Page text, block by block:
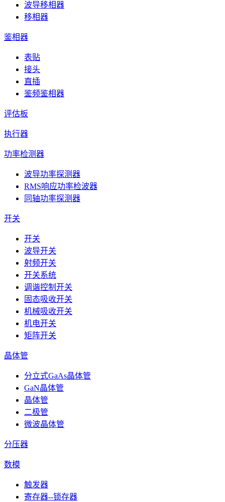
波导移相器
移相器
鉴相器
表贴
接头
直插
鉴频鉴相器
评估板
执行器
功率检测器
波导功率探测器
RMS响应功率检波器
同轴功率探测器
开关
开关
波导开关
射频开关
开关系统
调谐控制开关
固态吸收开关
机械吸收开关
机电开关
矩阵开关
晶体管
分立式GaAs晶体管
GaN晶体管
晶体管
二极管
微波晶体管
分压器
数模
触发器
寄存器--锁存器